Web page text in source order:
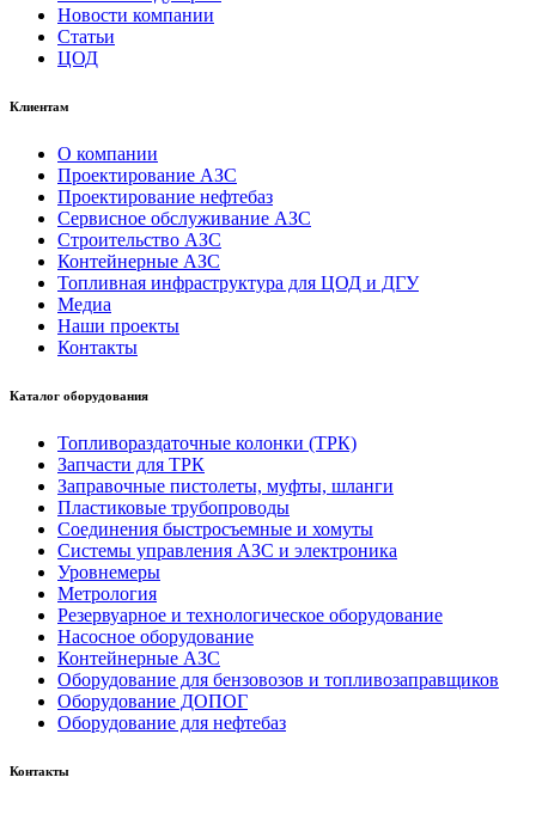
Новости компании
Статьи
ЦОД
Клиентам
О компании
Проектирование АЗС
Проектирование нефтебаз
Сервисное обслуживание АЗС
Строительство АЗС
Контейнерные АЗС
Топливная инфраструктура для ЦОД и ДГУ
Медиа
Наши проекты
Контакты
Каталог оборудования
Топливораздаточные колонки (ТРК)
Запчасти для ТРК
Заправочные пистолеты, муфты, шланги
Пластиковые трубопроводы
Соединения быстросъемные и хомуты
Системы управления АЗС и электроника
Уровнемеры
Метрология
Резервуарное и технологическое оборудование
Насосное оборудование
Контейнерные АЗС
Оборудование для бензовозов и топливозаправщиков
Оборудование ДОПОГ
Оборудование для нефтебаз
Контакты